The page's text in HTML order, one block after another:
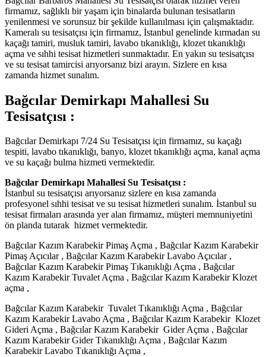
firmamız, sağlıklı bir yaşam için binalarda bulunan tesisatların
yenilenmesi ve sorunsuz bir şekilde kullanılması için çalışmaktadır.
Kameralı su tesisatçısı için firmamız, İstanbul genelinde kırmadan su
kaçağı tamiri, musluk tamiri, lavabo tıkanıklığı, klozet tıkanıklığı
açma ve sıhhi tesisat hizmetleri sunmaktadır. En yakın su tesisatçısı
ve su tesisat tamircisi arıyorsanız bizi arayın. Sizlere en kısa
zamanda hizmet sunalım.
Bağcılar Demirkapı Mahallesi Su
Tesisatçısı :
Bağcılar Demirkapı 7/24 Su Tesisatçısı için firmamız, su kaçağı
tespiti, lavabo tıkanıklığı, banyo, klozet tıkanıklığı açma, kanal açma
ve su kaçağı bulma hizmeti vermektedir.
Bağcılar Demirkapı Mahallesi Su Tesisatçısı :
İstanbul su tesisatçısı arıyorsanız sizlere en kısa zamanda
profesyonel sıhhi tesisat ve su tesisat hizmetleri sunalım. İstanbul su
tesisat firmaları arasında yer alan firmamız, müşteri memnuniyetini
ön planda tutarak hizmet vermektedir.
Bağcılar Kazım Karabekir Pimaş Açma , Bağcılar Kazım Karabekir
Pimaş Açıcılar , Bağcılar Kazım Karabekir Lavabo Açıcılar ,
Bağcılar Kazım Karabekir Pimaş Tıkanıklığı Açma , Bağcılar
Kazım Karabekir Tuvalet Açma , Bağcılar Kazım Karabekir Klozet
açma ,
Bağcılar Kazım Karabekir Tuvalet Tıkanıklığı Açma , Bağcılar
Kazım Karabekir Lavabo Açma , Bağcılar Kazım Karabekir Klozet
Gideri Açma , Bağcılar Kazım Karabekir Gider Açma , Bağcılar
Kazım Karabekir Gider Tıkanıklığı Açma , Bağcılar Kazım
Karabekir Lavabo Tıkanıklığı Açma ,